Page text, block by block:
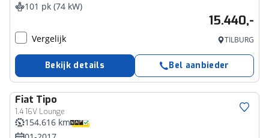
101 pk (74 kW)
15.440,-
Vergelijk TILBURG
Bekijk details Bel aanbieder
Fiat Tipo
1.4 16V Lounge
154.616 km